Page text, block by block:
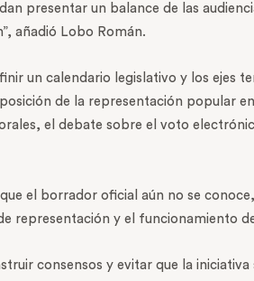
presentar un balance de las
añadió Lobo Román.
un calendario legislativo y los ejes
de la representación popular
el debate sobre el voto
el borrador oficial aún no se
representación y el funcionamiento
consensos y evitar que la